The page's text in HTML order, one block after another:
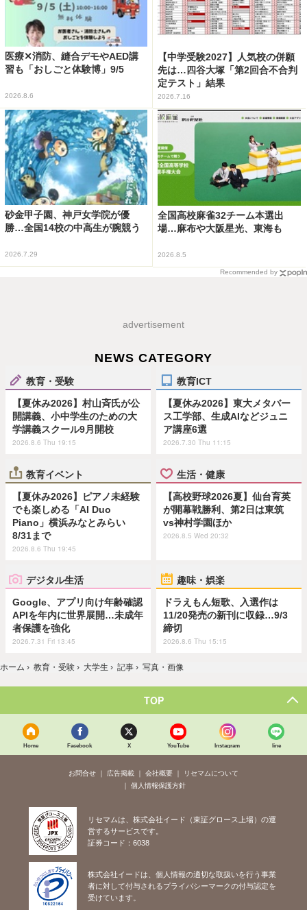
医療✕消防、縫合デモやAED講
習も「おしごと体験博」9/5
2026.8.6
【中学受験2027】人気校の併願
先は…四谷大塚「第2回合不合判
定テスト」結果
2026.7.16
砂金甲子園、神戸女学院が優
勝…全国14校の中高生が腕競う
2026.7.29
全国高校麻雀32チーム本選出
場…麻布や大阪星光、東海も
2026.8.5
Recommended by
advertisement
NEWS CATEGORY
教育・受験
【夏休み2026】村山斉氏が公
開講義、小中学生のための大
学講義スクール9月開校
2026.8.6 Thu 19:15
教育ICT
【夏休み2026】東大メタバー
ス工学部、生成AIなどジュニ
ア講座6選
2026.7.30 Thu 11:15
教育イベント
【夏休み2026】ピアノ未経験
でも楽しめる「AI Duo
Piano」横浜みなとみらい
8/31まで
2026.8.6 Thu 19:45
生活・健康
【高校野球2026夏】仙台育英
が開幕戦勝利、第2日は東筑
vs神村学園ほか
2026.8.5 Wed 20:32
デジタル生活
Google、アプリ向け年齢確認
APIを年内に世界展開…未成年
者保護を強化
2026.7.31 Fri 13:45
趣味・娯楽
ドラえもん短歌、入選作は
11/20発売の新刊に収録…9/3
締切
2026.8.6 Thu 15:15
ホーム › 教育・受験 › 大学生 › 記事 › 写真・画像
TOP
Home Facebook X YouTube Instagram line
お問合せ 広告掲載 会社概要
リセマムについて
個人情報保護方針
リセマムは、株式会社イード（東証グロース上場）の運
営するサービスです。
証券コード：6038
株式会社イードは、個人情報の適切な取扱いを行う事業
者に対して付与されるプライバシーマークの付与認定を
受けています。